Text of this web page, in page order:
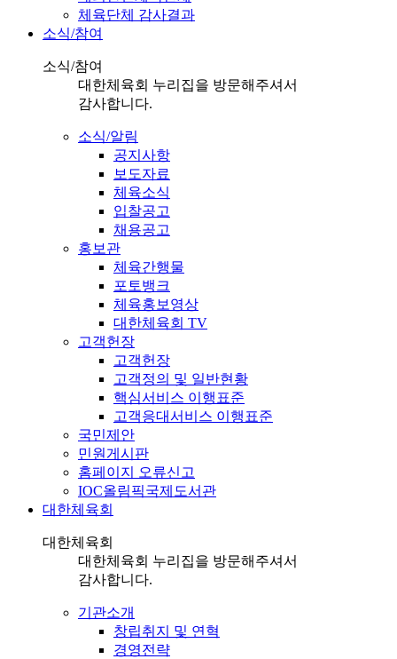
체육단체 감사결과
소식/참여
소식/참여
대한체육회 누리집을 방문해주셔서
감사합니다.
소식/알림
공지사항
보도자료
체육소식
입찰공고
채용공고
홍보관
체육간행물
포토뱅크
체육홍보영상
대한체육회 TV
고객헌장
고객헌장
고객정의 및 일반현황
핵심서비스 이행표준
고객응대서비스 이행표준
국민제안
민원게시판
홈페이지 오류신고
IOC올림픽국제도서관
대한체육회
대한체육회
대한체육회 누리집을 방문해주셔서
감사합니다.
기관소개
창립취지 및 연혁
경영전략